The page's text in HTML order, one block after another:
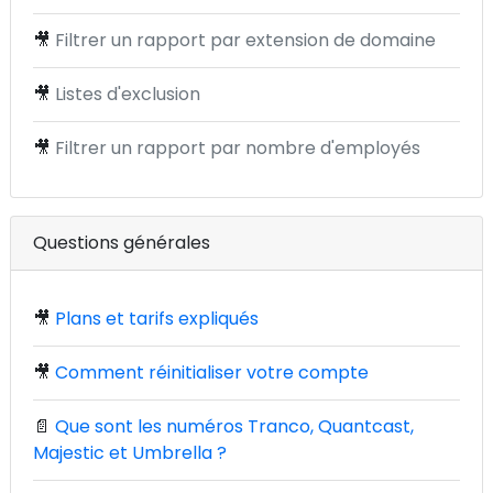
🎥 Filtrer un rapport par extension de domaine
🎥 Listes d'exclusion
🎥 Filtrer un rapport par nombre d'employés
Questions générales
🎥 Plans et tarifs expliqués
🎥 Comment réinitialiser votre compte
📄 Que sont les numéros Tranco, Quantcast,
Majestic et Umbrella ?